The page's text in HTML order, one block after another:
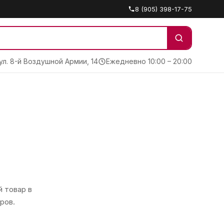
8 (905) 398-17-75
8-й Воздушной Армии, 14 Ежедневно 10:00 – 20:00
товар в